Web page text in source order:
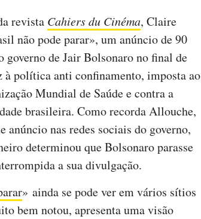
revista Cahiers du Cinéma, Claire
não pode parar», um anúncio de 90
governo de Jair Bolsonaro no final de
à política anti confinamento, imposta ao
Mundial de Saúde e contra a
brasileira. Como recorda Allouche,
anúncio nas redes sociais do governo,
determinou que Bolsonaro parasse
a sua divulgação.
» ainda se pode ver em vários sítios
bem notou, apresenta uma visão